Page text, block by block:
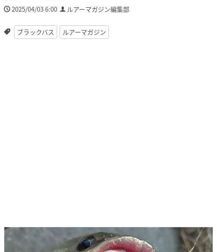
2025/04/03 6:00 ルアーマガジン編集部
ブラックバス ルアーマガジン